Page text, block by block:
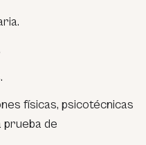
físicas, psicotécnicas
prueba de